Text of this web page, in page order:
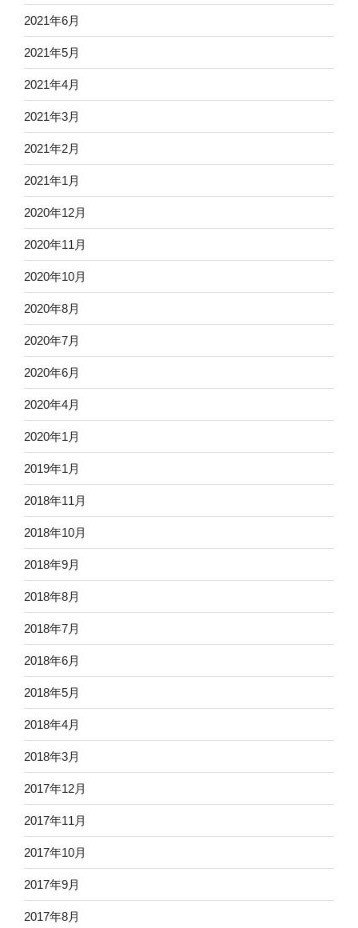
2021年6月
2021年5月
2021年4月
2021年3月
2021年2月
2021年1月
2020年12月
2020年11月
2020年10月
2020年8月
2020年7月
2020年6月
2020年4月
2020年1月
2019年1月
2018年11月
2018年10月
2018年9月
2018年8月
2018年7月
2018年6月
2018年5月
2018年4月
2018年3月
2017年12月
2017年11月
2017年10月
2017年9月
2017年8月